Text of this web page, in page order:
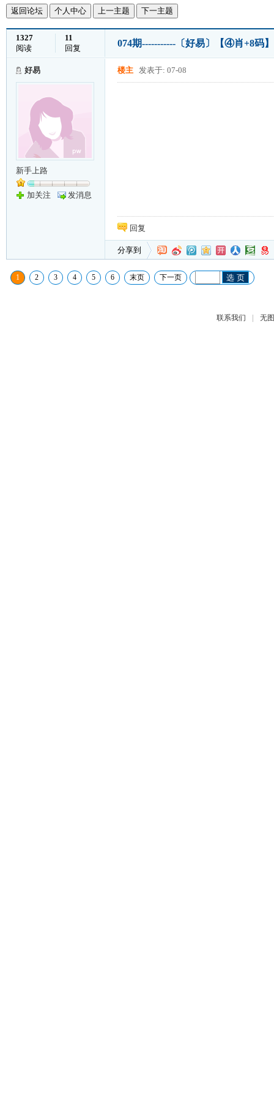
返回论坛 个人中心 上一主题 下一主题
1327
阅读
11
回复
074期-----------〔好易〕【④肖+8码
好易
新手上路
加关注 发消息
楼主 发表于: 07-08
回复
分享到
1 2 3 4 5 6 末页 下一页 选 页
联系我们 | 无